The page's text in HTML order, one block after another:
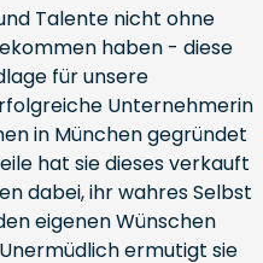
Talente nicht ohne
haben - diese
für unsere
Unternehmerin
in München gegründet
hat sie dieses verkauft
dabei, ihr wahres Selbst
eigenen Wünschen
ermutigt sie